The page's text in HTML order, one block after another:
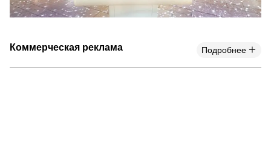
Коммерческая реклама Подробнее